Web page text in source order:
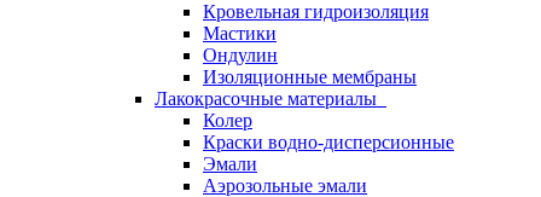
Кровельная гидроизоляция
Мастики
Ондулин
Изоляционные мембраны
Лакокрасочные материалы
Колер
Краски водно-дисперсионные
Эмали
Аэрозольные эмали